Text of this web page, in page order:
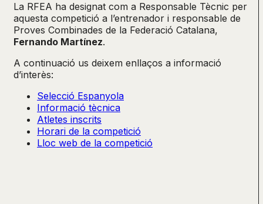
La RFEA ha designat com a Responsable Tècnic per
aquesta competició a l’entrenador i responsable de
Proves Combinades de la Federació Catalana,
Fernando Martínez.
A continuació us deixem enllaços a informació
d’interès:
Selecció Espanyola
Informació tècnica
Atletes inscrits
Horari de la competició
Lloc web de la competició